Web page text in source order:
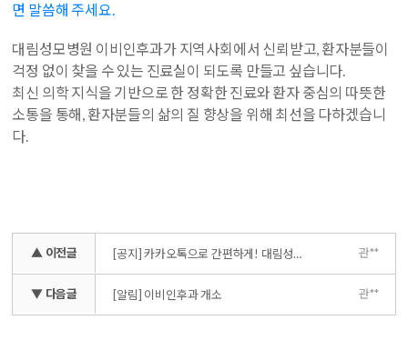
면 말씀해 주세요.
대림성모병원 이비인후과가 지역사회에서 신뢰받고, 환자분들이
걱정 없이 찾을 수 있는 진료실이 되도록 만들고 싶습니다.
최신 의학 지식을 기반으로 한 정확한 진료와 환자 중심의 따뜻한
소통을 통해, 환자분들의 삶의 질 향상을 위해 최선을 다하겠습니
다.
▲ 이전글 [공지] 카카오톡으로 간편하게! 대림성모병원 '케어챗' 서비스 오픈 관**
▼ 다음글 [알림] 이비인후과 개소 관**